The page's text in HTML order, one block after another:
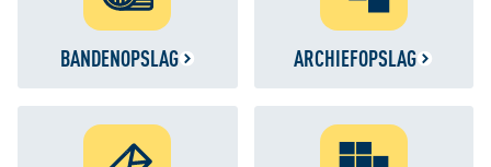
BANDENOPSLAG ARCHIEFOPSLAG